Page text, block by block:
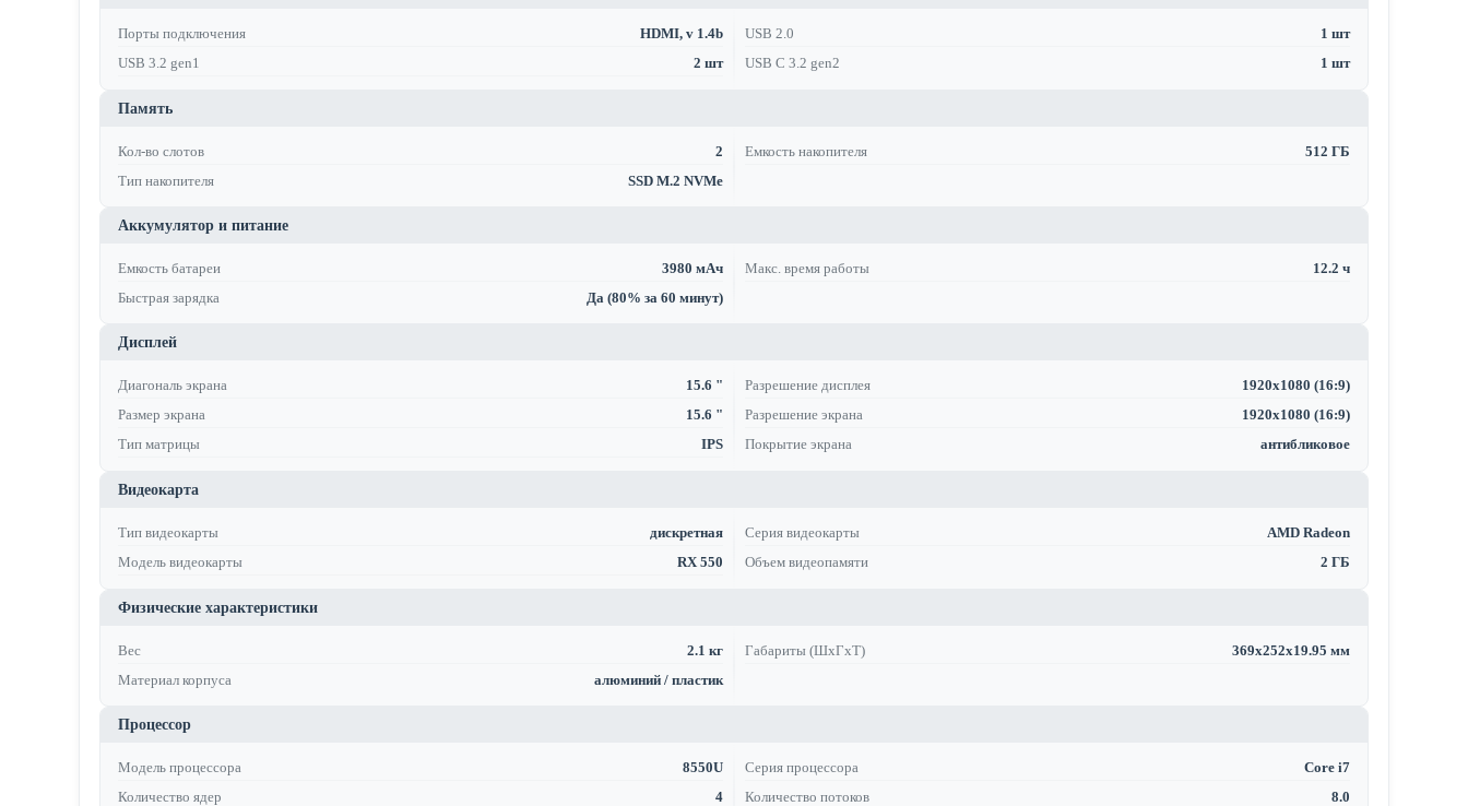
Порты подключения HDMI, v 1.4b USB 2.0
1 шт
USB 3.2 gen1
2 шт USB C 3.2 gen2 1 шт
Память
Кол-во слотов 2 Емкость накопителя
512 ГБ
Тип накопителя
SSD M.2 NVMe
Аккумулятор и питание
Емкость батареи 3980 мАч Макс. время работы
12.2 ч
Быстрая зарядка
Да (80% за 60 минут)
Дисплей
Диагональ экрана 15.6 " Разрешение дисплея
1920x1080 (16:9)
Размер экрана
15.6 " Разрешение экрана
1920x1080 (16:9)
Тип матрицы
IPS Покрытие экрана антибликовое
Видеокарта
Тип видеокарты дискретная Серия видеокарты
AMD Radeon
Модель видеокарты
RX 550 Объем видеопамяти 2 ГБ
Физические характеристики
Вес 2.1 кг Габариты (ШхГхТ)
369x252x19.95 мм
Материал корпуса
алюминий / пластик
Процессор
Модель процессора 8550U Серия процессора
Core i7
Количество ядер
4 Количество потоков
8.0